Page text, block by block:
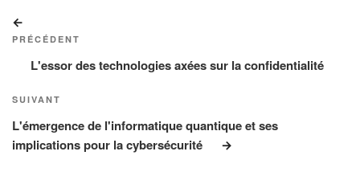
de
l’article
précédent
PRÉCÉDENT
L'essor des technologies axées sur la confidentialité
Article
suivant
SUIVANT
L'émergence de l'informatique quantique et ses
implications pour la cybersécurité